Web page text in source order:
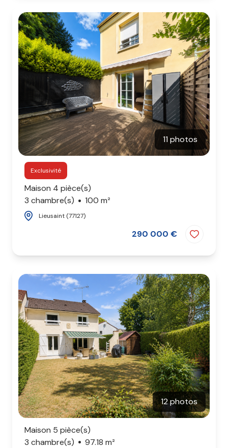
11 photos
Exclusivité
Maison 4 pièce(s)
3 chambre(s)
100 m²
Lieusaint (77127)
290 000 €
12 photos
Maison 5 pièce(s)
3 chambre(s)
97.18 m²